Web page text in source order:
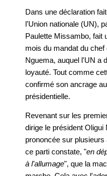
Dans une déclaration
l'Union nationale (UN),
Paulette Missambo, fait
mois du mandat du
Nguema, auquel l'UN a
loyauté. Tout comme
confirmé son ancrage
présidentielle.
Revenant sur les
dirige le président
prononcée sur
ce parti constate, "en
à l'allumage", que la